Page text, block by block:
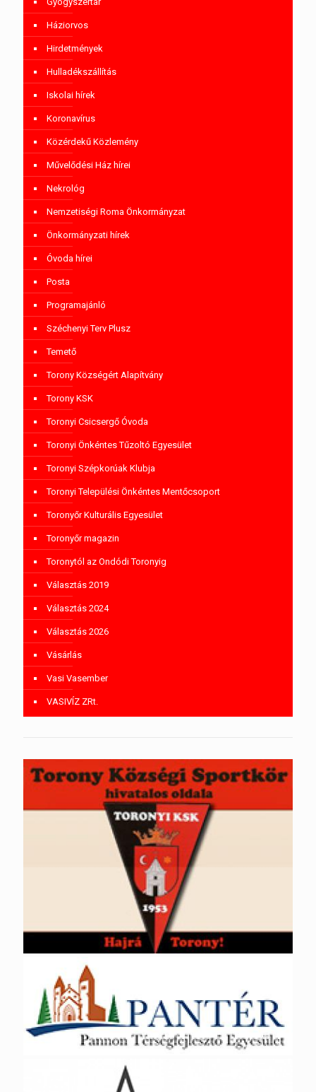
Háziorvos
Hirdetmények
Hulladékszállítás
Iskolai hírek
Koronavírus
Közérdekű Közlemény
Művelődési Ház hírei
Nekrológ
Nemzetiségi Roma Önkormányzat
Önkormányzati hírek
Óvoda hírei
Posta
Programajánló
Széchenyi Terv Plusz
Temető
Torony Községért Alapítvány
Torony KSK
Toronyi Csicsergő Óvoda
Toronyi Önkéntes Tűzoltó Egyesület
Toronyi Szépkorúak Klubja
Toronyi Települési Önkéntes Mentőcsoport
Toronyőr Kulturális Egyesület
Toronyőr magazin
Toronytól az Ondódi Toronyig
Választás 2019
Választás 2024
Választás 2026
Vásárlás
Vasi Vasember
VASIVÍZ ZRt.